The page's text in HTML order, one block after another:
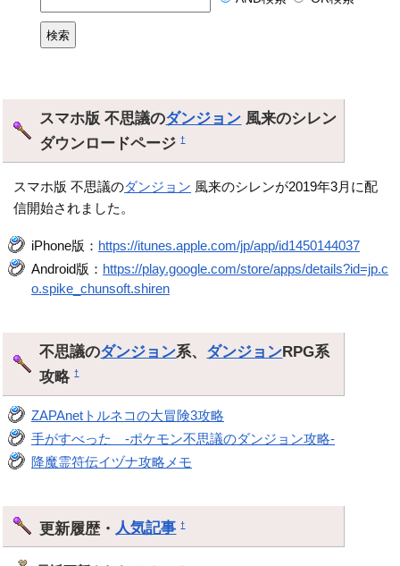
スマホ版 不思議のダンジョン 風来のシレン
ダウンロードページ†
スマホ版 不思議のダンジョン 風来のシレンが2019年3月に配
信開始されました。
iPhone版： https://itunes.apple.com/jp/app/id1450144037
Android版： https://play.google.com/store/apps/details?id=jp.c
o.spike_chunsoft.shiren
不思議のダンジョン系、 ダンジョンRPG系
攻略†
ZAPAnetトルネコの大冒険3攻略
手がすべった -ポケモン不思議のダンジョン攻略-
降魔霊符伝イヅナ攻略メモ
更新履歴・ 人気記事 †